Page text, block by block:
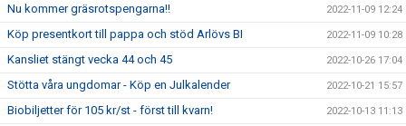
Nu kommer gräsrotspengarna!! 2022-11-09 12:24
Köp presentkort till pappa och stöd Arlövs BI 2022-11-09 10:28
Kansliet stängt vecka 44 och 45 2022-10-26 17:04
Stötta våra ungdomar - Köp en Julkalender 2022-10-21 15:57
Biobiljetter för 105 kr/st - först till kvarn! 2022-10-13 11:13